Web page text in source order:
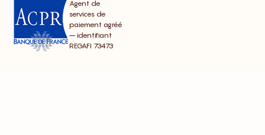
Agent de
services de
paiement agréé
– identifiant
REGAFI 73473